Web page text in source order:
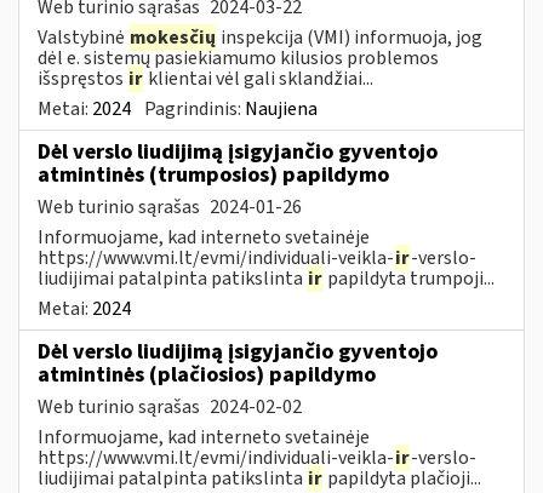
Web turinio sąrašas 2024-03-22
Valstybinė mokesčių inspekcija (VMI) informuoja, jog
dėl e. sistemų pasiekiamumo kilusios problemos
išspręstos ir klientai vėl gali sklandžiai...
Metai: 2024 Pagrindinis: Naujiena
Dėl verslo liudijimą įsigyjančio gyventojo
atmintinės (trumposios) papildymo
Web turinio sąrašas 2024-01-26
Informuojame, kad interneto svetainėje
https://www.vmi.lt/evmi/individuali-veikla-ir-verslo-
liudijimai patalpinta patikslinta ir papildyta trumpoji...
Metai: 2024
Dėl verslo liudijimą įsigyjančio gyventojo
atmintinės (plačiosios) papildymo
Web turinio sąrašas 2024-02-02
Informuojame, kad interneto svetainėje
https://www.vmi.lt/evmi/individuali-veikla-ir-verslo-
liudijimai patalpinta patikslinta ir papildyta plačioji...